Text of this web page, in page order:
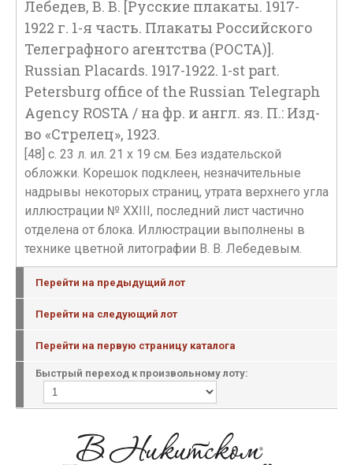
Лебедев, В. В. [Русские плакаты. 1917-
1922 г. 1-я часть. Плакаты Российского
Телеграфного агентства (РОСТА)].
Russian Placards. 1917-1922. 1-st part.
Petersburg office of the Russian Telegraph
Agency ROSTA / на фр. и англ. яз. П.: Изд-
во «Стрелец», 1923.
[48] c. 23 л. ил. 21 x 19 см. Без издательской
обложки. Корешок подклеен, незначительные
надрывы некоторых страниц, утрата верхнего угла
иллюстрации № XXIII, последний лист частично
отделена от блока. Иллюстрации выполнены в
технике цветной литографии В. В. Лебедевым.
Перейти на предыдущий лот
Перейти на следующий лот
Перейти на первую страницу каталога
Быстрый переход к произвольному лоту: